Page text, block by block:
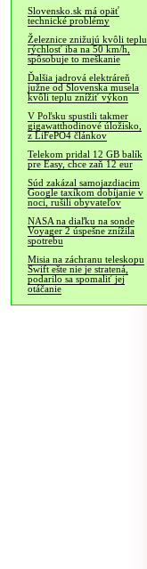
Slovensko.sk má opäť
technické problémy
Železnice znižujú kvôli teplu
rýchlosť iba na 50 km/h,
spôsobuje to meškanie
Ďalšia jadrová elektráreň
južne od Slovenska musela
kvôli teplu znížiť výkon
V Poľsku spustili takmer
gigawatthodinové úložisko,
z LiFePO4 článkov
Telekom pridal 12 GB balík
pre Easy, chce zaň 12 eur
Súd zakázal samojazdiacim
Google taxíkom dobíjanie v
noci, rušili obyvateľov
NASA na diaľku na sonde
Voyager 2 úspešne znížila
spotrebu
Misia na záchranu teleskopu
Swift ešte nie je stratená,
podarilo sa spomaliť jej
otáčanie